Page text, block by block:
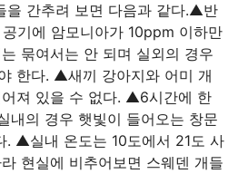
을 간추려 보면 다음과 같다.▲반
기에 암모니아가 10ppm 이하만
묶여서는 안 되며 실외의 경우
한다. ▲새끼 강아지와 어미 개
져 있을 수 없다. ▲6시간에 한
내의 경우 햇빛이 들어오는 창문
. ▲실내 온도는 10도에서 21도 사
현실에 비추어보면 스웨덴 개들